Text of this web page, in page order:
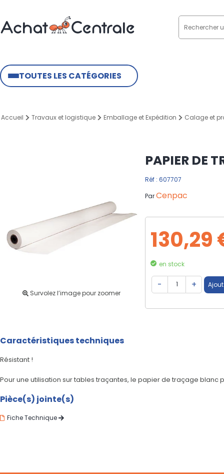
TOUTES LES CATÉGORIES
Accueil Travaux et logistique Emballage et Expédition Calage et
Survolez l’image pour zoomer
PAPIER DE
Réf : 607707
ParCenpac
130,29
en stock
Caractéristiques techniques
Résistant !
Pour une utilisation sur tables traçantes, le papier de traçage
Pièce(s) jointe(s)
Fiche Technique